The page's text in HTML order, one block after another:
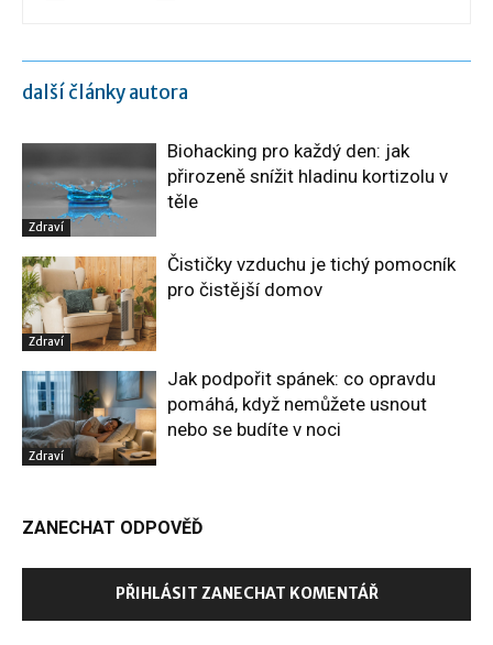
další články autora
Zdraví
Biohacking pro každý den: jak
přirozeně snížit hladinu kortizolu v
těle
Zdraví
Čističky vzduchu je tichý pomocník
pro čistější domov
Zdraví
Jak podpořit spánek: co opravdu
pomáhá, když nemůžete usnout
nebo se budíte v noci
ZANECHAT ODPOVĚĎ
PŘIHLÁSIT ZANECHAT KOMENTÁŘ